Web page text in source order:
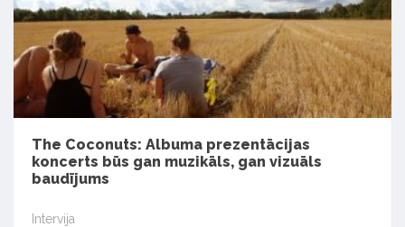
The Coconuts: Albuma prezentācijas
koncerts būs gan muzikāls, gan vizuāls
baudījums
Intervija